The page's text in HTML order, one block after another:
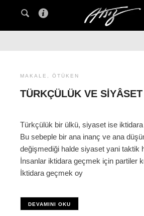
MAKALE , ÖTÜKEN
TÜRKÇÜLÜK VE SIYÂSET
Türkçülük bir ülkü, siyaset ise
Bu sebeple bir ana inanç ve ana
değişmediği halde siyaset yani taktik
İnsanlar iktidara geçmek için partiler
İktidara geçmek oy
DEVAMINI OKU